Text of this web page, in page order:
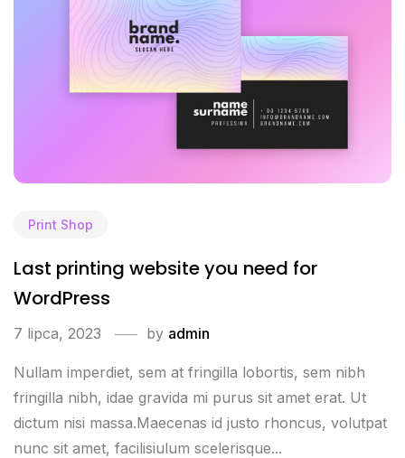
Print Shop
Last printing website you need for
WordPress
7 lipca, 2023 by admin
Nullam imperdiet, sem at fringilla lobortis, sem nibh
fringilla nibh, idae gravida mi purus sit amet erat. Ut
dictum nisi massa.Maecenas id justo rhoncus, volutpat
nunc sit amet, facilisiulum scelerisque...